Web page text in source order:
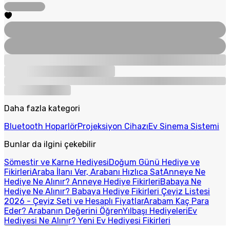
Daha fazla kategori
Bluetooth HoparlörProjeksiyon CihazıEv Sinema Sistemi
Bunlar da ilgini çekebilir
Sömestir ve Karne HediyesiDoğum Günü Hediye ve
FikirleriAraba İlanı Ver, Arabanı Hızlıca SatAnneye Ne
Hediye Ne Alınır? Anneye Hediye FikirleriBabaya Ne
Hediye Ne Alınır? Babaya Hediye Fikirleri Çeyiz Listesi
2026 - Çeyiz Seti ve Hesaplı FiyatlarArabam Kaç Para
Eder? Arabanın Değerini ÖğrenYılbaşı HediyeleriEv
Hediyesi Ne Alınır? Yeni Ev Hediyesi Fikirleri